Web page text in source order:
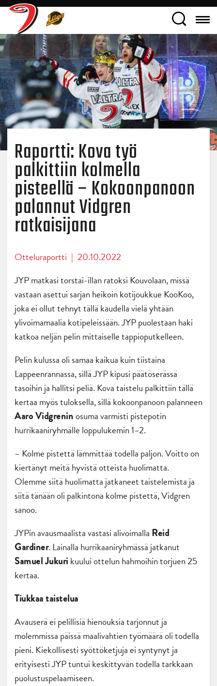
Raportti: Kova työ
palkittiin kolmella
pisteellä – Kokoonpanoon
palannut Vidgren
ratkaisijana
Otteluraportti | 20.10.2022
JYP matkasi torstai-illan ratoksi Kouvolaan, missä
vastaan asettui sarjan heikoin kotijoukkue KooKoo,
joka ei ollut tehnyt tällä kaudella vielä yhtään
ylivoimamaalia kotipeleissään. JYP puolestaan haki
katkoa neljän pelin mittaiselle tappioputkelleen.
Pelin kulussa oli samaa kaikua kuin tiistaina
Lappeenrannassa, sillä JYP kipusi päätöserässä
tasoihin ja hallitsi peliä. Kova taistelu palkittiin tällä
kertaa myös tuloksella, sillä kokoonpanoon palanneen
Aaro Vidgreninosuma varmisti pistepotin
hurrikaaniryhmälle loppulukemin 1–2.
– Kolme pistettä lämmittää todella paljon. Voitto on
kiertänyt meitä hyvistä otteista huolimatta.
Olemme siitä huolimatta jatkaneet taistelemista ja
siitä tänään oli palkintona kolme pistettä, Vidgren
sanoo.
JYPin avausmaalista vastasi alivoimalla Reid
Gardiner. Lainalla hurrikaaniryhmässä jatkanut
Samuel Jukuri kuului ottelun hahmoihin torjuen 25
kertaa.
Tiukkaa taistelua
Avauserä ei pelillisiä hienouksia tarjonnut ja
molemmissa päissä maalivahtien työmäärä oli todella
pieni. Kiekollisesti syöttöketjuja ei syntynyt ja
erityisesti JYP tuntui keskittyvän todella tarkkaan
puolustuspelaamiseen.